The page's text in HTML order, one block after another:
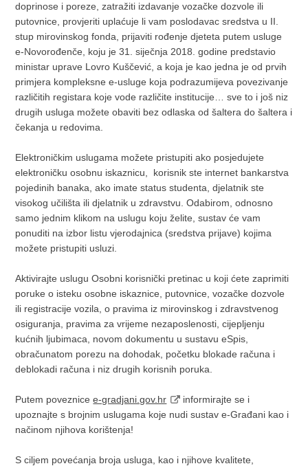
doprinose i poreze, zatražiti izdavanje vozačke dozvole ili
putovnice, provjeriti uplaćuje li vam poslodavac sredstva u II.
stup mirovinskog fonda, prijaviti rođenje djeteta putem usluge
e-Novorođenče, koju je 31. siječnja 2018. godine predstavio
ministar uprave Lovro Kuščević, a koja je kao jedna je od prvih
primjera kompleksne e-usluge koja podrazumijeva povezivanje
različitih registara koje vode različite institucije… sve to i još niz
drugih usluga možete obaviti bez odlaska od šaltera do šaltera i
čekanja u redovima.
Elektroničkim uslugama možete pristupiti ako posjedujete
elektroničku osobnu iskaznicu, korisnik ste internet bankarstva
pojedinih banaka, ako imate status studenta, djelatnik ste
visokog učilišta ili djelatnik u zdravstvu. Odabirom, odnosno
samo jednim klikom na uslugu koju želite, sustav će vam
ponuditi na izbor listu vjerodajnica (sredstva prijave) kojima
možete pristupiti usluzi.
Aktivirajte uslugu Osobni korisnički pretinac u koji ćete zaprimiti
poruke o isteku osobne iskaznice, putovnice, vozačke dozvole
ili registracije vozila, o pravima iz mirovinskog i zdravstvenog
osiguranja, pravima za vrijeme nezaposlenosti, cijepljenju
kućnih ljubimaca, novom dokumentu u sustavu eSpis,
obračunatom porezu na dohodak, početku blokade računa i
deblokadi računa i niz drugih korisnih poruka.
Putem poveznicee-gradjani.gov.hr
informirajte se i
upoznajte s brojnim uslugama koje nudi sustav e-Građani kao i
načinom njihova korištenja!
S ciljem povećanja broja usluga, kao i njihove kvalitete,